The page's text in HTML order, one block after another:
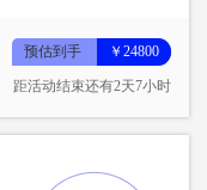
预估到手 ￥24800
距活动结束还有2天7小时